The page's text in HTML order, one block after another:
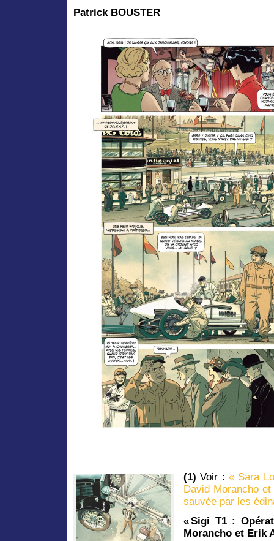
Patrick BOUSTER
(1)Voir :« Sara
David Morancho
sauvée par les
« Sigi T1 :
Morancho et Erik